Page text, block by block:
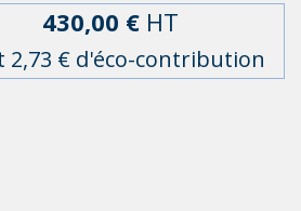
430,00 € HT
2,73 € d'éco-contribution